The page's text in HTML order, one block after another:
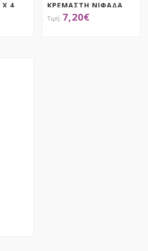
4
ΚΡΕΜΑΣΤΗ ΝΙΦΑΔΑ
ΣΕΤ 6 12ΕΚ
7,20€
6